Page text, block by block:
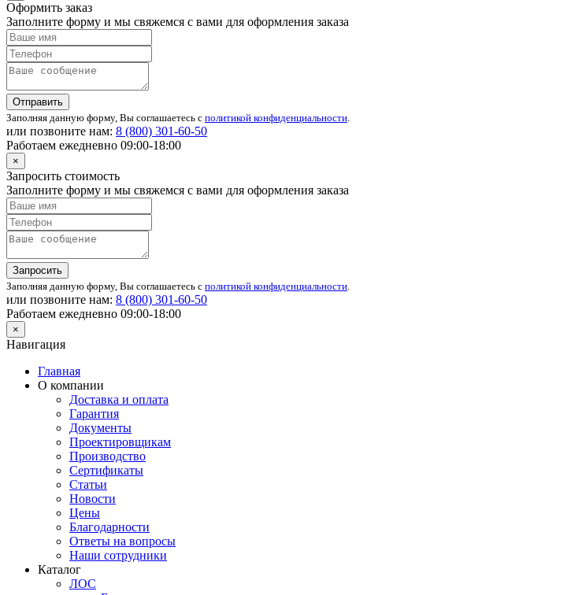
Оформить заказ
Заполните форму и мы свяжемся с вами для оформления заказа
Отправить
Заполняя данную форму, Вы соглашаетесь с политикой конфиденциальности.
или позвоните нам: 8 (800) 301-60-50
Работаем ежедневно 09:00-18:00
×
Запросить стоимость
Заполните форму и мы свяжемся с вами для оформления заказа
Запросить
Заполняя данную форму, Вы соглашаетесь с политикой конфиденциальности.
или позвоните нам: 8 (800) 301-60-50
Работаем ежедневно 09:00-18:00
×
Навигация
Главная
О компании
Доставка и оплата
Гарантия
Документы
Проектировщикам
Производство
Сертификаты
Статьи
Новости
Цены
Благодарности
Ответы на вопросы
Наши сотрудники
Каталог
ЛОС